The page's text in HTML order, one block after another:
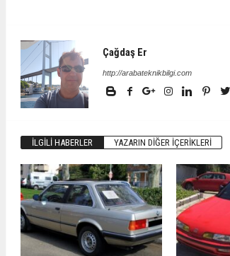
Çağdaş Er
http://arabateknikbilgi.com
İLGILI HABERLER YAZARIN DIĞER İÇERIKLERI